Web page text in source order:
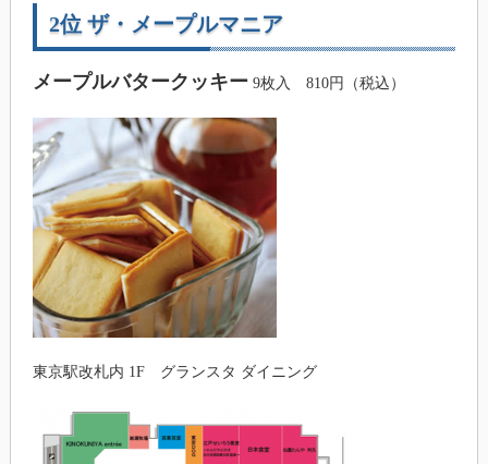
2位 ザ・メープルマニア
メープルバタークッキー9枚入 810円（税込）
東京駅改札内 1F グランスタ ダイニング